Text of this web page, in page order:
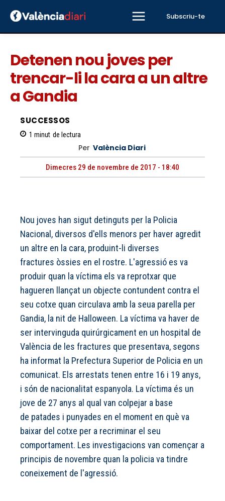
Subscriu-te
Detenen nou joves per
trencar-li la cara a un altre
a Gandia
SUCCESSOS
1 minut de lectura
Per València Diari
Dimecres 29 de novembre de 2017 - 18:40
Nou joves han sigut detinguts per la Policia
Nacional, diversos d'ells menors per haver agredit
un altre en la cara, produint-li diverses
fractures òssies en el rostre. L'agressió es va
produir quan la víctima els va reprotxar que
hagueren llançat un objecte contundent contra el
seu cotxe quan circulava amb la seua parella per
Gandia, la nit de Halloween. La víctima va haver de
ser intervinguda quirúrgicament en un hospital de
València de les fractures que presentava, segons
ha informat la Prefectura Superior de Policia en un
comunicat. Els arrestats tenen entre 16 i 19 anys,
i són de nacionalitat espanyola. La víctima és un
jove de 27 anys al qual van colpejar a base
de patades i punyades en el moment en què va
baixar del cotxe per a recriminar el seu
comportament. Les investigacions van començar a
principis de novembre quan la policia va tindre
coneixement de l'agressió.